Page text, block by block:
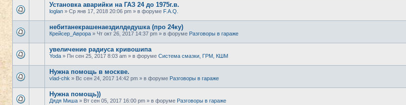
Установка аварийки на ГАЗ 24 до 1975г.в.
loglan » Ср янв 17, 2018 20:06 pm » в форуме F.A.Q.
небитанекрашенаездилдедушка (про 24ку)
Крейсер_Аврора » Чт окт 26, 2017 14:37 pm » в форуме Разговоры в гараже
увеличение радиуса кривошипа
Yoda » Пн сен 25, 2017 8:03 am » в форуме Система смазки, ГРМ, КШМ
Нужна помощь в москве.
vlad-chk » Вс сен 24, 2017 14:42 pm » в форуме Разговоры в гараже
Нужна помощь))
Дядя Миша » Вт сен 05, 2017 16:00 pm » в форуме Разговоры в гараже